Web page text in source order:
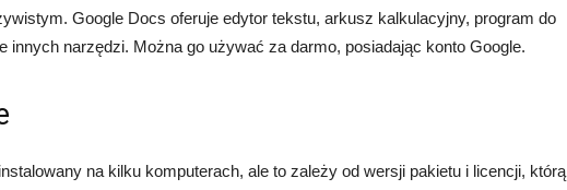
Google Docs oferuje edytor tekstu, arkusz kalkulacyjny, program do
innych narzędzi. Można go używać za darmo, posiadając konto Google.
na kilku komputerach, ale to zależy od wersji pakietu i licencji, którą